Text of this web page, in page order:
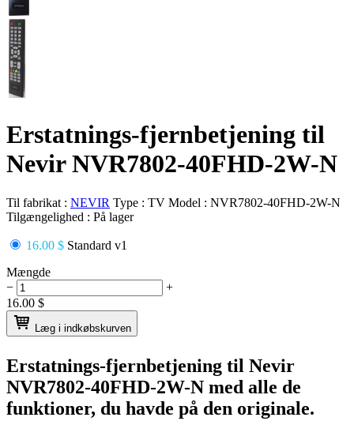
Erstatnings-fjernbetjening til
Nevir NVR7802-40FHD-2W-N
Til fabrikat : NEVIR Type : TV Model : NVR7802-40FHD-2W-N
Tilgængelighed : På lager
16.00 $ Standard v1
Mængde
−
+
16.00 $
Læg i indkøbskurven
Erstatnings-fjernbetjening til Nevir
NVR7802-40FHD-2W-N med alle de
funktioner, du havde på den originale.